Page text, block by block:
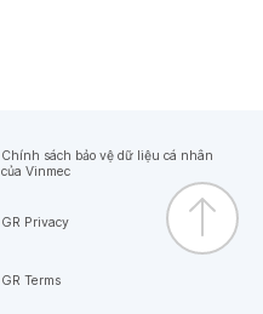
Chính sách bảo vệ dữ liệu cá nhân
của Vinmec
GR Privacy
GR Terms